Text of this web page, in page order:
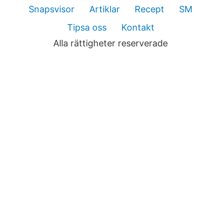
Snapsvisor Artiklar Recept
SM
Tipsa oss
Kontakt
Alla rättigheter reserverade